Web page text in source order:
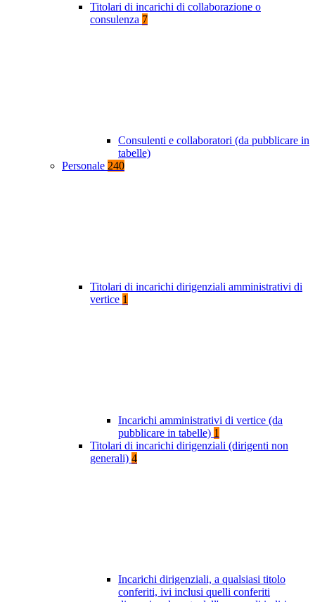
Titolari di incarichi di collaborazione o
consulenza 7
Consulenti e collaboratori (da pubblicare in
tabelle)
Personale 240
Titolari di incarichi dirigenziali amministrativi di
vertice 1
Incarichi amministrativi di vertice (da
pubblicare in tabelle) 1
Titolari di incarichi dirigenziali (dirigenti non
generali) 4
Incarichi dirigenziali, a qualsiasi titolo
conferiti, ivi inclusi quelli conferiti